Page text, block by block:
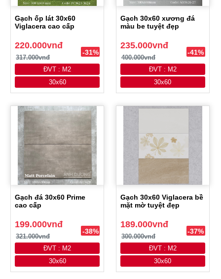
Gạch ốp lát 30x60
Viglacera cao cấp
220.000vnđ
317.000vnđ
-31%
ĐVT : M2
30x60
Gạch 30x60 xương đá
màu be tuyệt đẹp
235.000vnđ
400.000vnđ
-41%
ĐVT : M2
30x60
Gạch đá 30x60 Prime
cao cấp
199.000vnđ
321.000vnđ
-38%
ĐVT : M2
30x60
Gạch 30x60 Viglacera bề
mặt mờ tuyệt đẹp
189.000vnđ
300.000vnđ
-37%
ĐVT : M2
30x60